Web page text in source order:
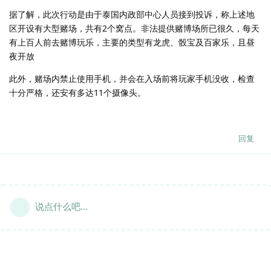
据了解，此次行动是由于泰国内政部中心人员接到投诉，称上述地
区开设有大型赌场，共有2个窝点。非法提供赌博场所已很久，每天
有上百人前去赌博玩乐，主要的类型有龙虎、骰宝及百家乐，且昼
夜开放
此外，赌场内禁止使用手机，并会在入场前将玩家手机没收，检查
十分严格，还安有多达11个摄像头。
回复
说点什么吧...